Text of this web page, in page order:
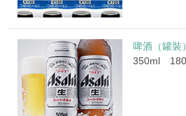
啤酒（罐裝）
350ml 180